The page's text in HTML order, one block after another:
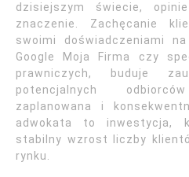
dzisiejszym świecie,
znaczenie. Zachęcanie
swoimi doświadczeniami
Google Moja Firma czy
prawniczych, buduje
potencjalnych
zaplanowana i
adwokata to inwestycja,
stabilny wzrost liczby
rynku.